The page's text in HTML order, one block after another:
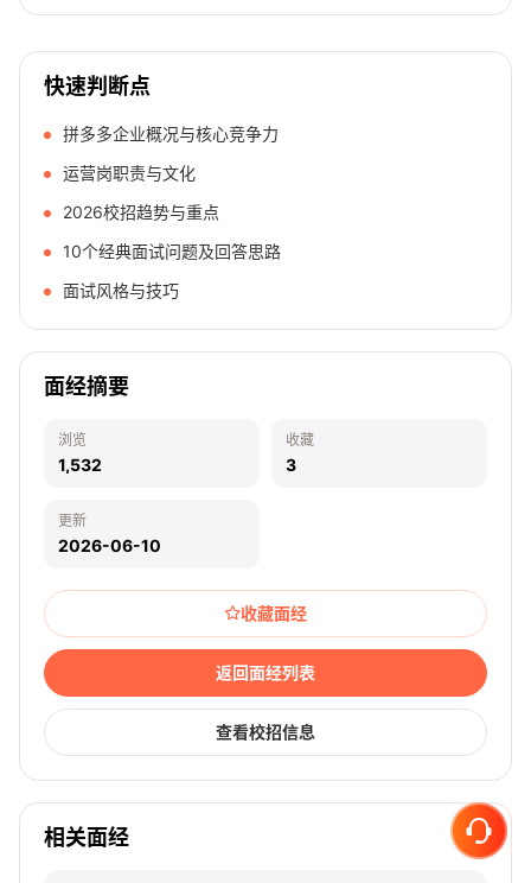
快速判断点
拼多多企业概况与核心竞争力
运营岗职责与文化
2026校招趋势与重点
10个经典面试问题及回答思路
面试风格与技巧
面经摘要
浏览
1,532
收藏
3
更新
2026-06-10
收藏面经
返回面经列表
查看校招信息
相关面经